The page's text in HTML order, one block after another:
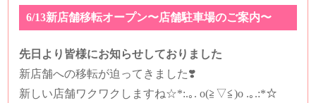
6/13新店舗移転オープン〜店舗駐車場のご案内〜
先日より皆様にお知らせしておりました
新店舗への移転が迫ってきました❣️
新しい店舗ワクワクしますね☆*:.｡. o(≧▽≦)o .｡.:*☆